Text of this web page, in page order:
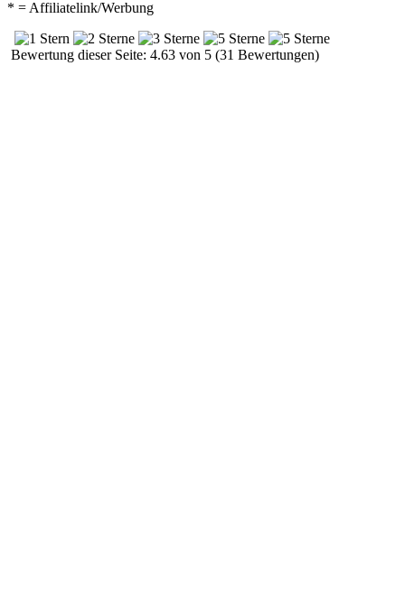
* = Affiliatelink/Werbung
Bewertung dieser Seite: 4.63 von 5 (31 Bewertungen)